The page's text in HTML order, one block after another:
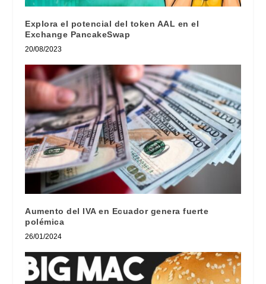
Explora el potencial del token AAL en el
Exchange PancakeSwap
20/08/2023
Aumento del IVA en Ecuador genera fuerte
polémica
26/01/2024